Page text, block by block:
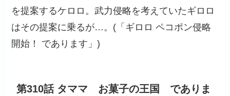
を提案するケロロ。武力侵略を考えていたギロロ
はその提案に乗るが…。(「ギロロ ペコポン侵略
開始！ であります」)
第310話 タママ お菓子の王国 でありま